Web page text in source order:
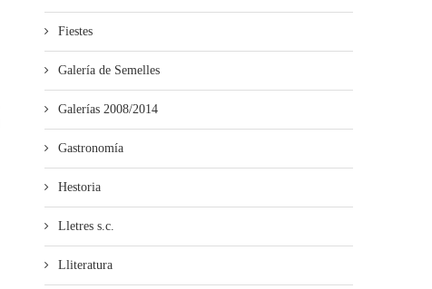
Fiestes
Galería de Semelles
Galerías 2008/2014
Gastronomía
Hestoria
Lletres s.c.
Lliteratura